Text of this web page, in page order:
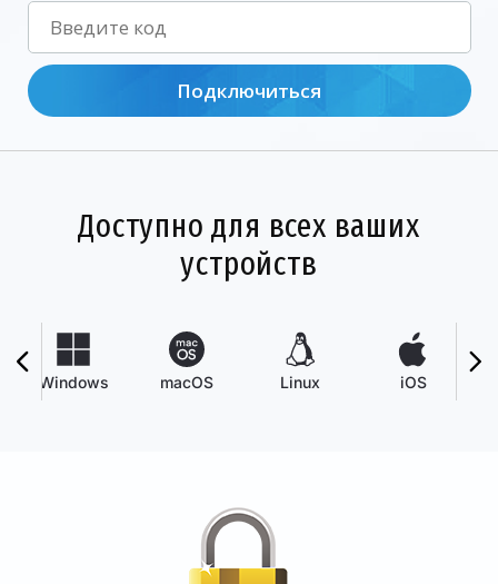
Подключиться
Доступно для всех ваших
устройств
Windows macOS Linux iOS